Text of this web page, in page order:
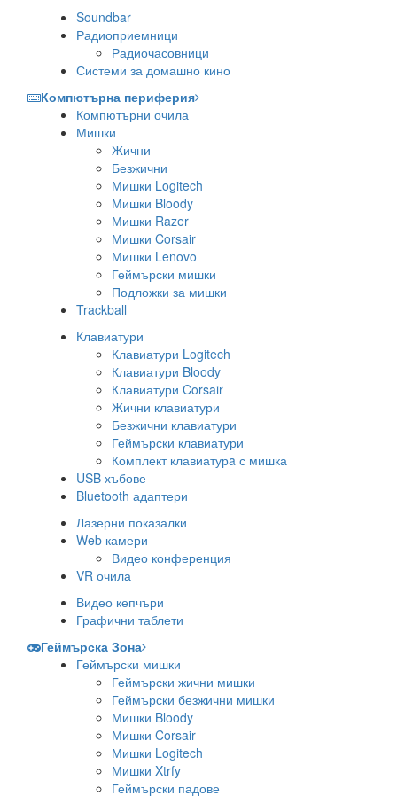
Soundbar
Радиоприемници
Радиочасовници
Системи за домашно кино
Компютърна периферия
Компютърни очила
Мишки
Жични
Безжични
Мишки Logitech
Мишки Bloody
Мишки Razer
Мишки Corsair
Мишки Lenovo
Геймърски мишки
Подложки за мишки
Trackball
Клавиатури
Клавиатури Logitech
Клавиатури Bloody
Клавиатури Corsair
Жични клавиатури
Безжични клавиатури
Геймърски клавиатури
Комплект клавиатурa с мишка
USB хъбове
Bluetooth адаптери
Лазерни показалки
Web камери
Видео конференция
VR очила
Видео кепчъри
Графични таблети
Геймърска Зона
Геймърски мишки
Геймърски жични мишки
Геймърски безжични мишки
Мишки Bloody
Мишки Corsair
Мишки Logitech
Мишки Xtrfy
Геймърски падове